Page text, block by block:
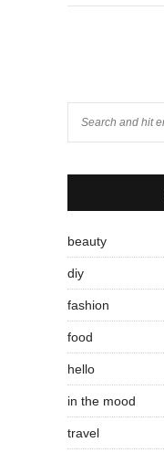
beauty
diy
fashion
food
hello
in the mood
travel